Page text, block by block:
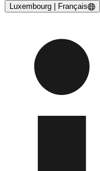
Luxembourg | Français